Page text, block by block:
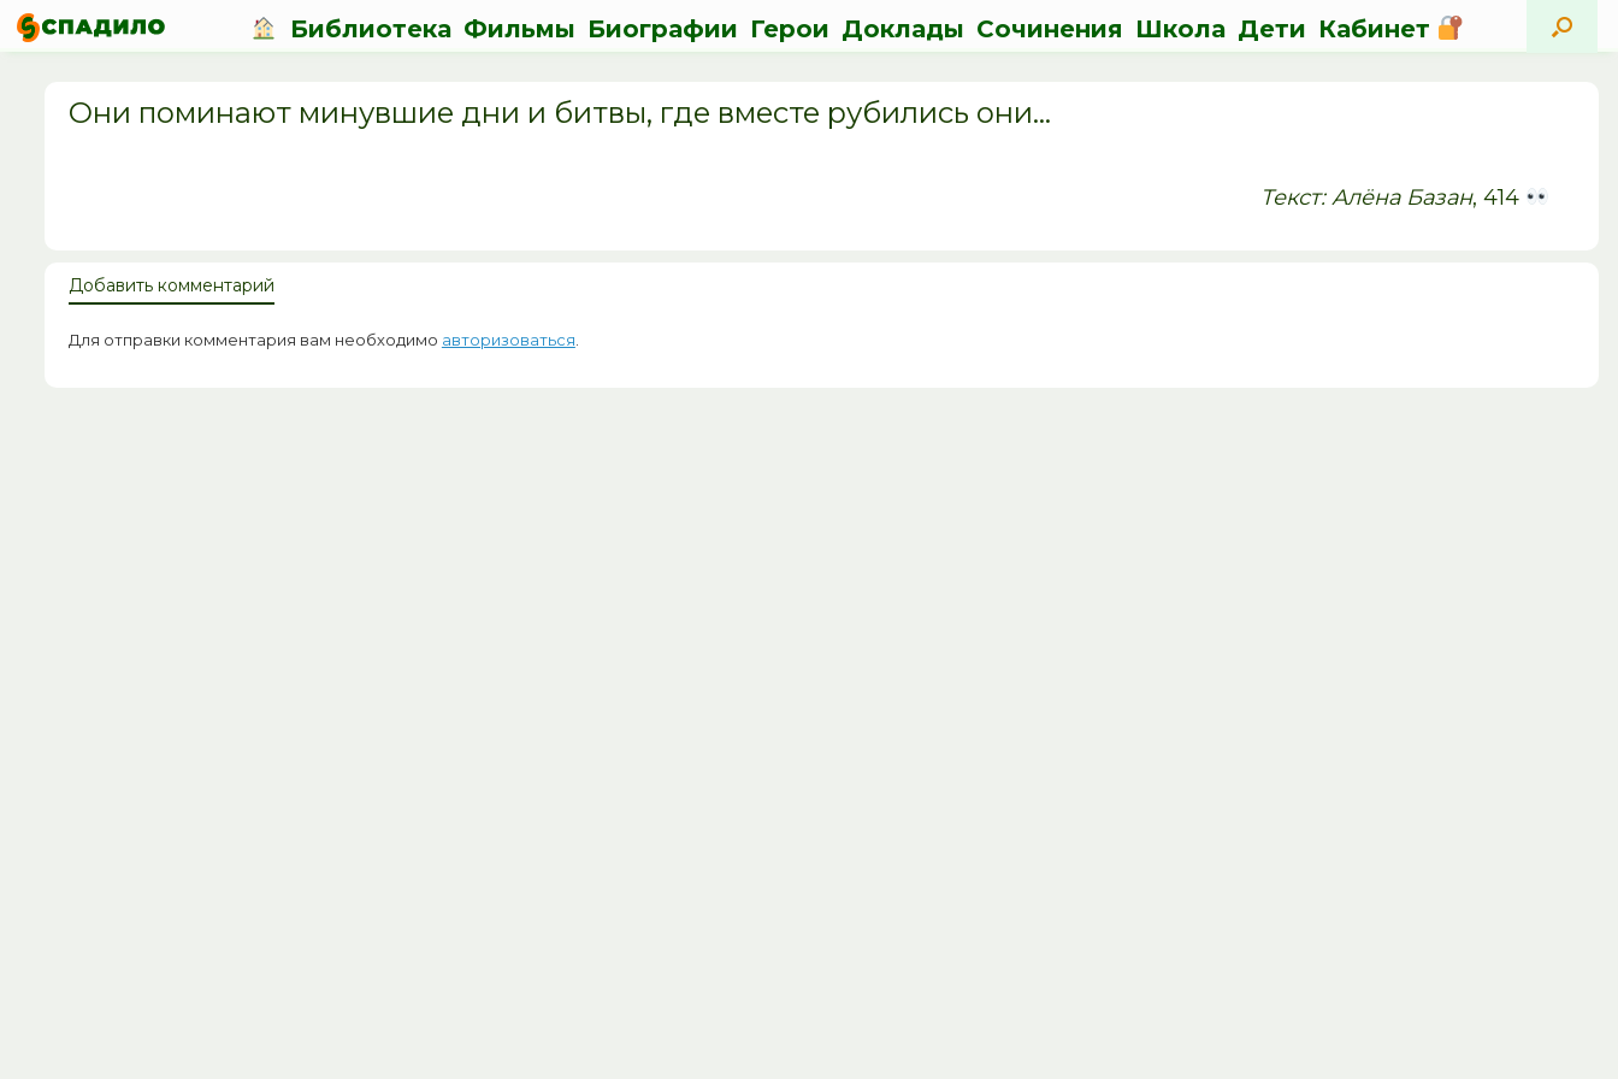
Библиотека Фильмы Биографии Герои Доклады Сочинения Школа Дети Кабинет
Они поминают минувшие дни и битвы, где вместе рубились они…
Текст: Алёна Базан, 414
Добавить комментарий
Для отправки комментария вам необходимо авторизоваться